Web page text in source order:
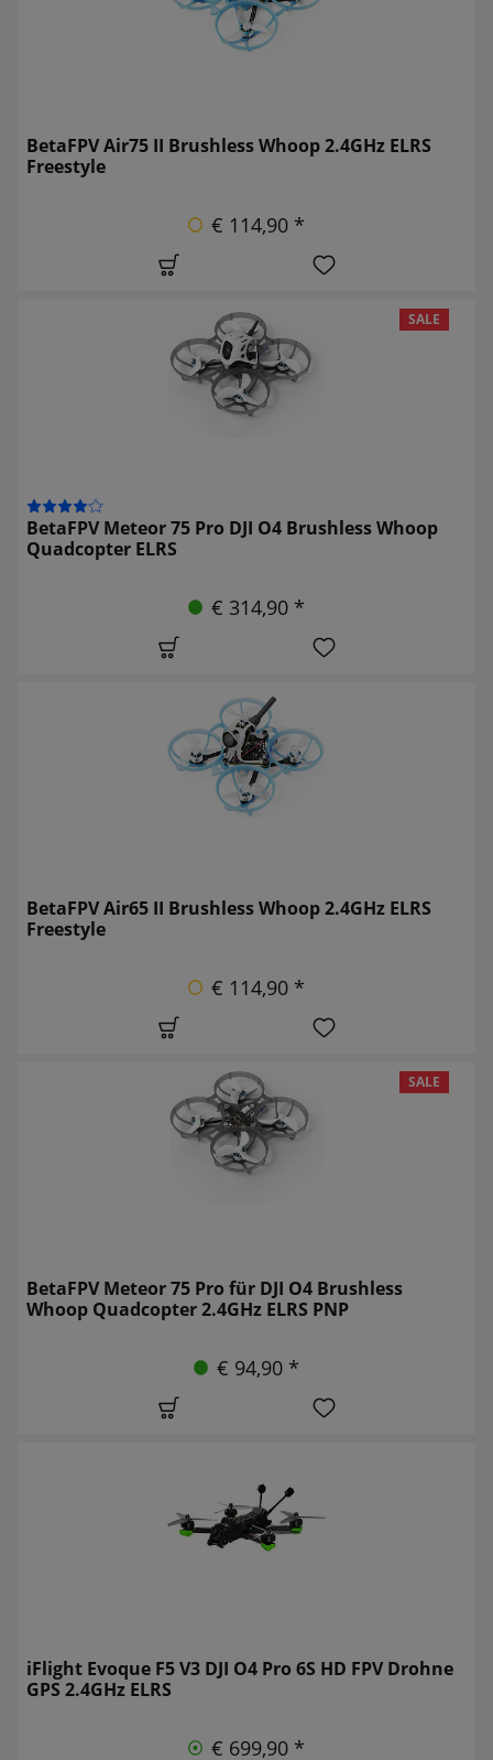
BetaFPV Air75 II Brushless Whoop 2.4GHz ELRS
Freestyle
€ 114,90 *
SALE
BetaFPV Meteor 75 Pro DJI O4 Brushless Whoop
Quadcopter ELRS
€ 314,90 *
BetaFPV Air65 II Brushless Whoop 2.4GHz ELRS
Freestyle
€ 114,90 *
SALE
BetaFPV Meteor 75 Pro für DJI O4 Brushless
Whoop Quadcopter 2.4GHz ELRS PNP
€ 94,90 *
iFlight Evoque F5 V3 DJI O4 Pro 6S HD FPV Drohne
GPS 2.4GHz ELRS
€ 699,90 *